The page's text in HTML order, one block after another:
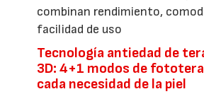
combinan rendimiento,
facilidad de uso
Tecnología antiedad de
3D: 4+1 modos de
cada necesidad de la piel